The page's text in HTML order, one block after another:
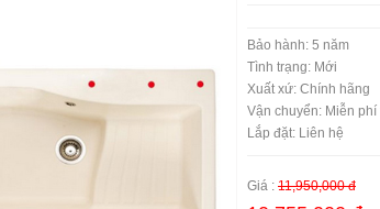
Bảo hành: 5 năm
Tình trạng: Mới
Xuất xứ: Chính hãng
Vận chuyển: Miễn phí
Lắp đặt: Liên hệ
Giá : 11,950,000 đ